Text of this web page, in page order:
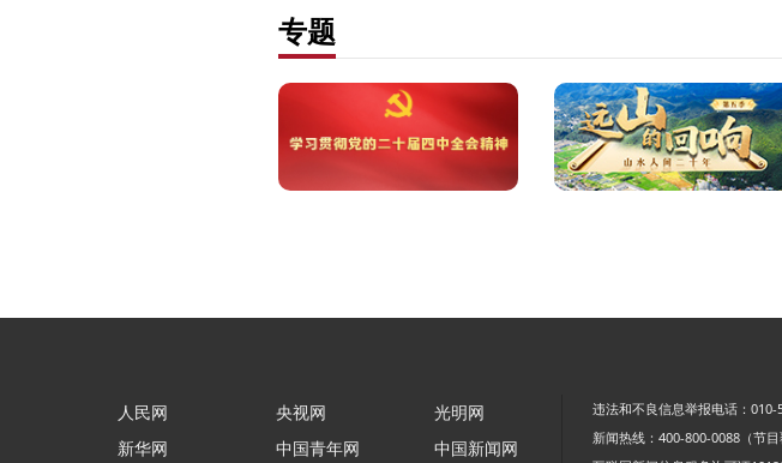
专题
人民网
新华网
央视网
中国青年网
光明网
中国新闻网
违法和不良信息举报电话：010-
新闻热线：400-800-0088（节目